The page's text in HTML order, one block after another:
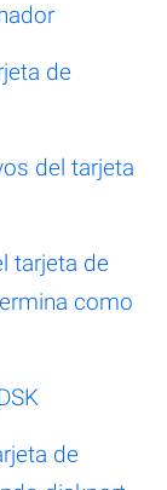
de
del tarjeta
tarjeta de
como
de